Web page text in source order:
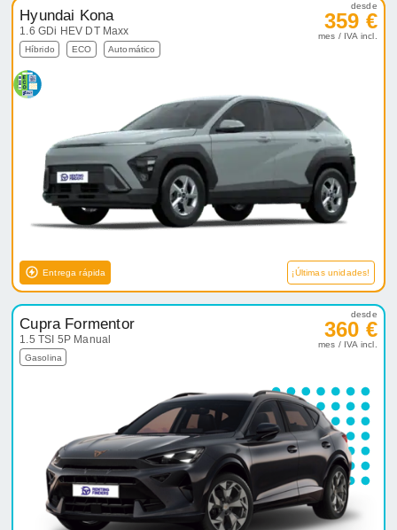
Hyundai Kona
1.6 GDi HEV DT Maxx
Híbrido ECO Automático
desde
359 €
mes / IVA incl.
Entrega rápida ¡Últimas unidades!
Cupra Formentor
1.5 TSI 5P Manual
Gasolina
desde
360 €
mes / IVA incl.